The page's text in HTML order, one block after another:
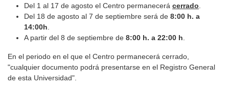
Del 1 al 17 de agosto el Centro permanecerá cerrado.
Del 18 de agosto al 7 de septiembre será de 8:00 h. a
14:00h.
A partir del 8 de septiembre de 8:00 h. a 22:00 h.
En el periodo en el que el Centro permanecerá cerrado,
"cualquier documento podrá presentarse en el Registro General
de esta Universidad".